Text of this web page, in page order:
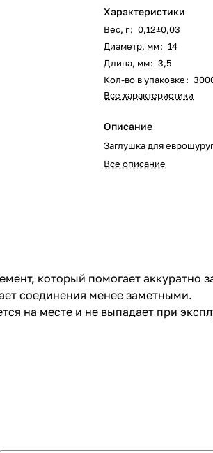
Характеристики
Вес, г: 0,12±0,03
Диаметр, мм: 14
Длина, мм: 3,5
Кол-во в упаковке:
Все характеристики
Описание
Заглушка для
Все описание
который помогает аккуратно
соединения менее заметными.
на месте и не выпадает при